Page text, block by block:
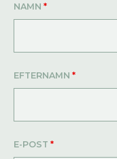
NAMN *
EFTERNAMN *
E-POST *